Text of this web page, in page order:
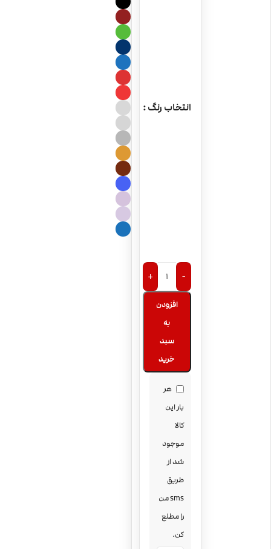
انتخاب رنگ
-
+
افزودن
به
سبد
خرید
هر
بار این
کالا
موجود
شد از
طریق
sms من
را مطلع
کن.